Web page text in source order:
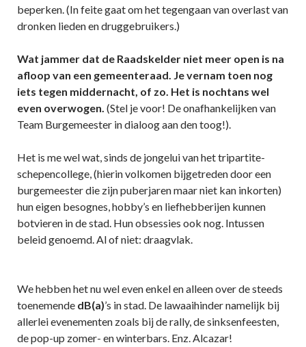
beperken. (In feite gaat om het tegengaan van overlast van
dronken lieden en druggebruikers.)
Wat jammer dat de Raadskelder niet meer open is na
afloop van een gemeenteraad. Je vernam toen nog
iets tegen middernacht, of zo. Het is nochtans wel
even overwogen. (Stel je voor! De onafhankelijken van
Team Burgemeester in dialoog aan den toog!).
Het is me wel wat, sinds de jongelui van het tripartite-
schepencollege, (hierin volkomen bijgetreden door een
burgemeester die zijn puberjaren maar niet kan inkorten)
hun eigen besognes, hobby’s en liefhebberijen kunnen
botvieren in de stad. Hun obsessies ook nog. Intussen
beleid genoemd. Al of niet: draagvlak.
We hebben het nu wel even enkel en alleen over de steeds
toenemende dB(a)’s in stad. De lawaaihinder namelijk bij
allerlei evenementen zoals bij de rally, de sinksenfeesten,
de pop-up zomer- en winterbars. Enz. Alcazar!